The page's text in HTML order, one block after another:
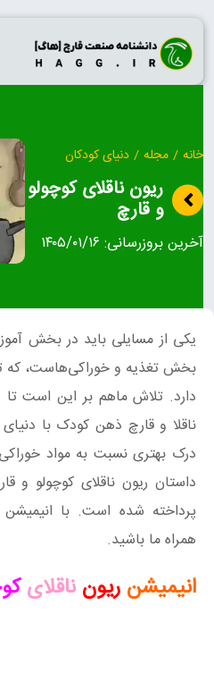
Skip
content
خانه / مجله / دنیای کودکان
ریون ناقلای کوچولو
و قارچ
آخرین بروزرسانی: ۱۴۰۵/۰۱/۱۶
یکی از مسایلی باید در بخش
بخش تغذیه و خوراکی‌هاست، که
دارد. تلاش ماهم بر این است تا
ناقلا و قارچ ذهن کودک با
درک بهتری نسبت به مواد
داستان ریون ناقلای کوچولو و
پرداخته شده است. با انیمیشن
همراه ما باشید.
انیمیشن ریون ناقلای